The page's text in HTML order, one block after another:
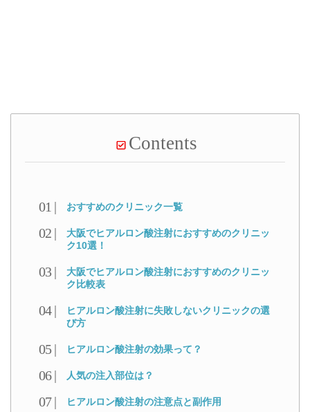
Contents
おすすめのクリニック一覧
大阪でヒアルロン酸注射におすすめのクリニッ
ク10選！
大阪でヒアルロン酸注射におすすめのクリニッ
ク比較表
ヒアルロン酸注射に失敗しないクリニックの選
び方
ヒアルロン酸注射の効果って？
人気の注入部位は？
ヒアルロン酸注射の注意点と副作用